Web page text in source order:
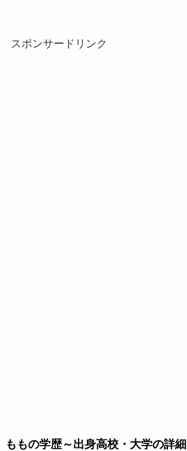
スポンサードリンク
ももの学歴～出身高校・大学の詳細